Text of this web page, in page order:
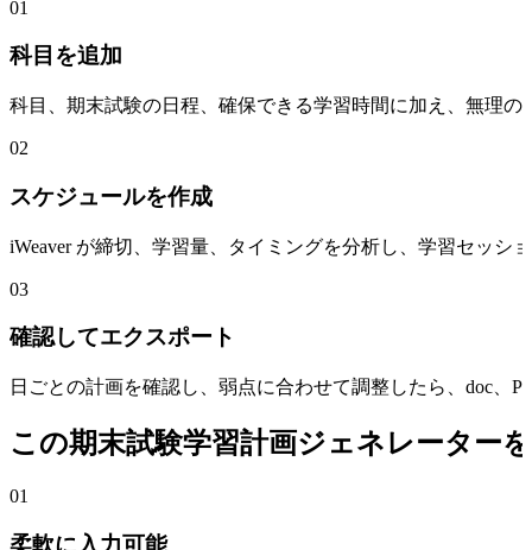
01
科目を追加
科目、期末試験の日程、確保できる学習時間に加え、無理
02
スケジュールを作成
iWeaver が締切、学習量、タイミングを分析し、学習セッ
03
確認してエクスポート
日ごとの計画を確認し、弱点に合わせて調整したら、doc、
この期末試験学習計画ジェネレーター
01
柔軟に入力可能